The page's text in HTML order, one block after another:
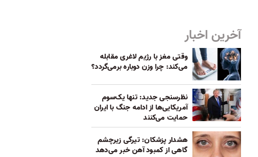
آخرین اخبار
وقتی مغز با رژیم لاغری مقابله
می‌کند: چرا وزن دوباره برمی‌گردد؟
نظرسنجی جدید: تنها یک‌سوم
آمریکایی‌ها از ادامه جنگ با ایران
حمایت می‌کنند
هشدار پزشکان: تیرگی زیرچشم
گاهی از کمبود آهن خبر می‌دهد